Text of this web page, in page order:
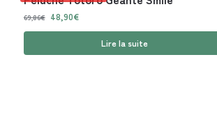
69,86€ 48,90€
Lire la suite